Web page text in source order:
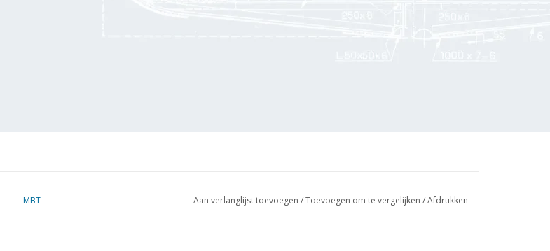
MBT Aan verlanglijst toevoegen /Toevoegen om te vergelijken /Afdrukken